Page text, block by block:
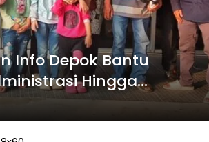
Info Depok Bantu
Hingga